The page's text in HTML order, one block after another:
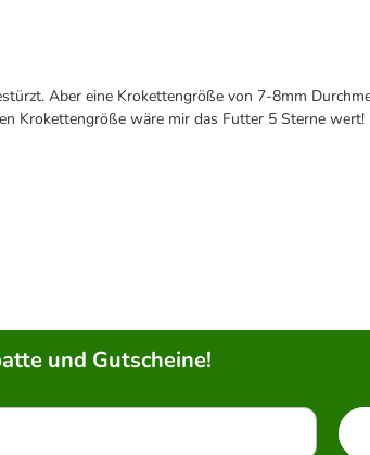
Aber eine Krokettengröße von 7-8mm
Krokettengröße wäre mir das Futter 5 Sterne wert!
und Gutscheine!